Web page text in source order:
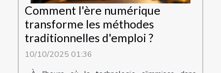
Comment l'ère numérique
transforme les méthodes
traditionnelles d'emploi ?
10/10/2025 01:36